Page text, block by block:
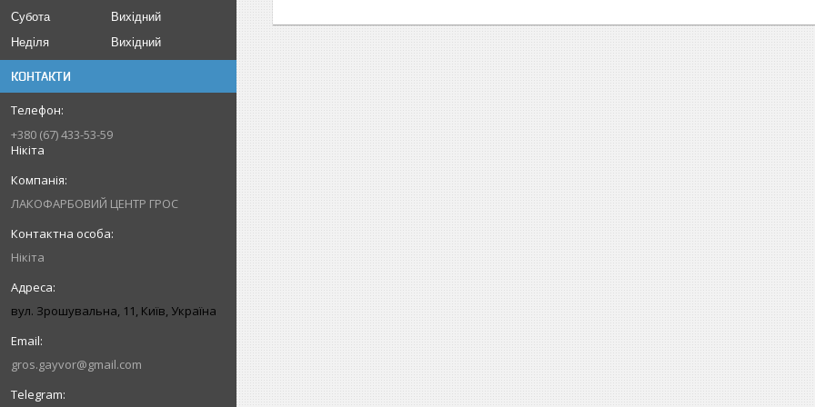
Субота
Вихідний
Неділя
Вихідний
КОНТАКТИ
+380 (67) 433-53-59
Нікіта
ЛАКОФАРБОВИЙ ЦЕНТР ГРОС
Нікіта
вул. Зрошувальна, 11, Київ, Україна
gros.gayvor@gmail.com